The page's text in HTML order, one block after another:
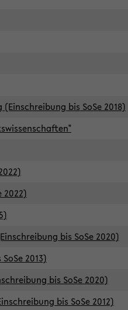
bis SoSe 2018)
2022)
bis SoSe 2020)
2013)
bis SoSe 2020)
bis SoSe 2012)